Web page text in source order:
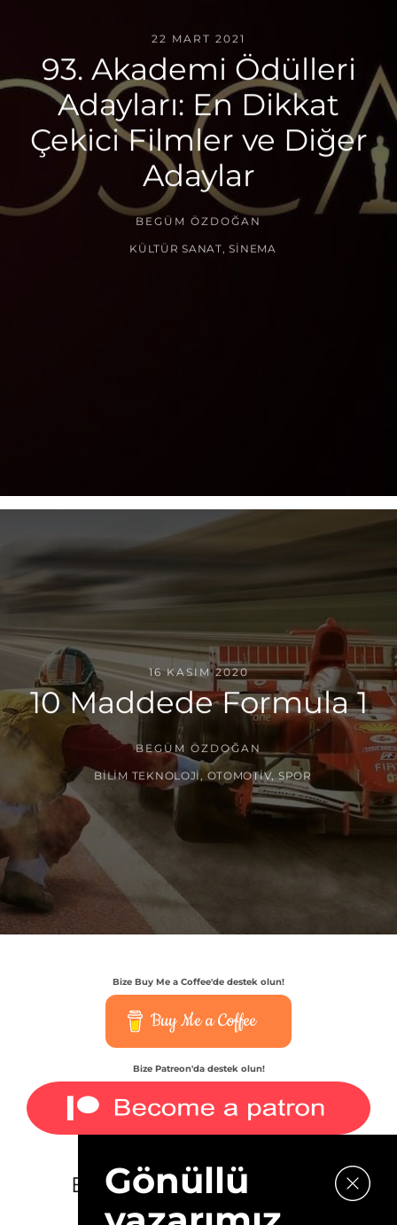
22 MART 2021
93. Akademi Ödülleri
Adayları: En Dikkat
Çekici Filmler ve Diğer
Adaylar
BEGÜM ÖZDOĞAN
KÜLTÜR SANAT ,SINEMA
16 KASIM 2020
10 Maddede Formula 1
BEGÜM ÖZDOĞAN
BILIM TEKNOLOJI OTOMOTIV, SPOR
Bize Buy Me a Coffee'de destek olun!
Buy Me a Coffee
Bize Patreon'da destek olun!
E-bültenimize kaydolun.
Gönüllü